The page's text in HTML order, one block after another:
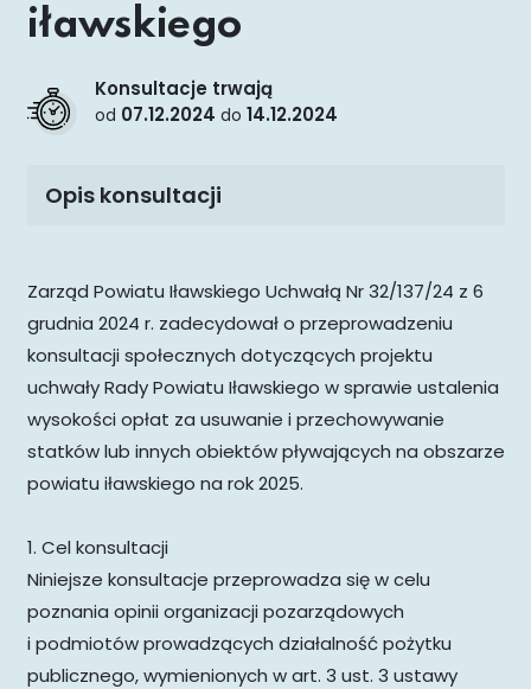
iławskiego
Konsultacje trwają
od 07.12.2024 do 14.12.2024
Opis konsultacji
Zarząd Powiatu Iławskiego Uchwałą Nr 32/137/24 z 6
grudnia 2024 r. zadecydował o przeprowadzeniu
konsultacji społecznych dotyczących projektu
uchwały Rady Powiatu Iławskiego w sprawie ustalenia
wysokości opłat za usuwanie i przechowywanie
statków lub innych obiektów pływających na obszarze
powiatu iławskiego na rok 2025.
1. Cel konsultacji
Niniejsze konsultacje przeprowadza się w celu
poznania opinii organizacji pozarządowych
i podmiotów prowadzących działalność pożytku
publicznego, wymienionych w art. 3 ust. 3 ustawy